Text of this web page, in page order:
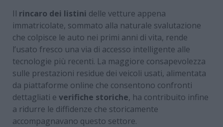
Il rincaro dei listini delle vetture appena
immatricolate, sommato alla naturale svalutazione
che colpisce le auto nei primi anni di vita, rende
l’usato fresco una via di accesso intelligente alle
tecnologie più recenti. La maggiore consapevolezza
sulle prestazioni residue dei veicoli usati, alimentata
da piattaforme online che consentono confronti
dettagliati e verifiche storiche, ha contribuito infine
a ridurre le diffidenze che storicamente
accompagnavano questo settore.